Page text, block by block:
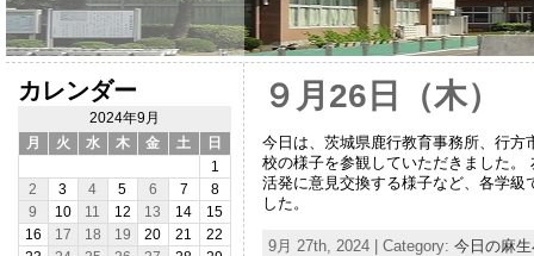
カレンダー
2024年9月
月
火 水 木 金 土
日
1
2
3 4 5 6 7
8
9
10 11 12 13 14
15
16
17 18 19 20 21
22
９月26日（木）
今日は、茨城県鹿行教育事務所、行
校の様子を参観していただきました
活発に意見交換する様子など、各学
した。
9月 27th, 2024 | Category: 今日の麻